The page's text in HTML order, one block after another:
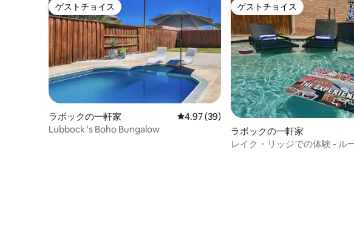
ゲストチョイス
ゲストチョイス
ラボックの一軒家 レビュー39件、5つ星中4.97つ星の平均評
4.97 (39)
Lubbock 's Boho Bungalow
ゲストチョイス
ゲストチョイス
ラボックの一軒家
レイク・リッジでの体験 - ル